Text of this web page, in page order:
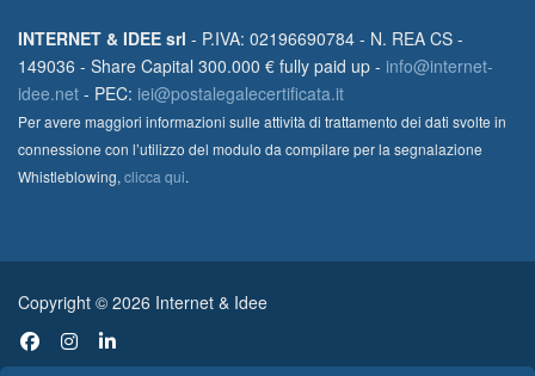
INTERNET & IDEE srl - P.IVA: 02196690784 - N. REA CS -
149036 - Share Capital 300.000 € fully paid up - info@internet-
idee.net - PEC: iei@postalegalecertificata.it
Per avere maggiori informazioni sulle attività di trattamento dei dati svolte in
connessione con l’utilizzo del modulo da compilare per la segnalazione
Whistleblowing, clicca qui.
Copyright © 2026 Internet & Idee